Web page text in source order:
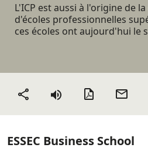
L'ICP est aussi à l'origine de
d'écoles professionnelles
ces écoles ont aujourd'hui le
Partager Version PDF
ESSEC Business School